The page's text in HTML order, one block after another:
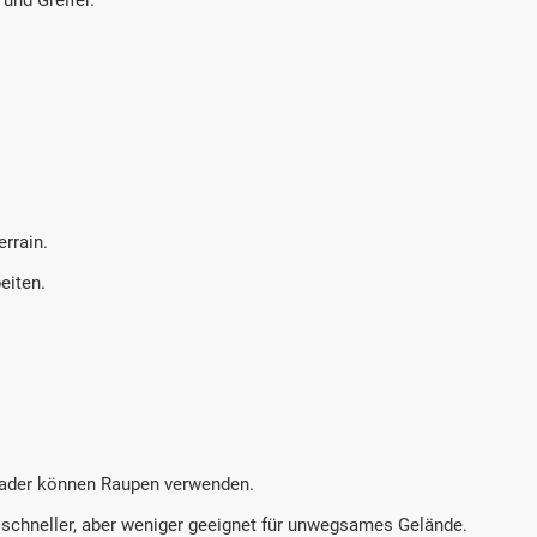
können Raupen verwenden.
aber weniger geeignet für unwegsames Gelände.